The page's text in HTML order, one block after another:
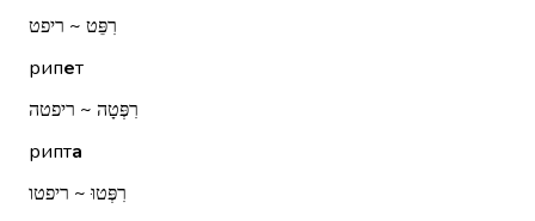
רִפֵּט ~ ריפט
рипет
רִפְּטָה ~ ריפטה
рипта
רִפְּטוּ ~ ריפטו